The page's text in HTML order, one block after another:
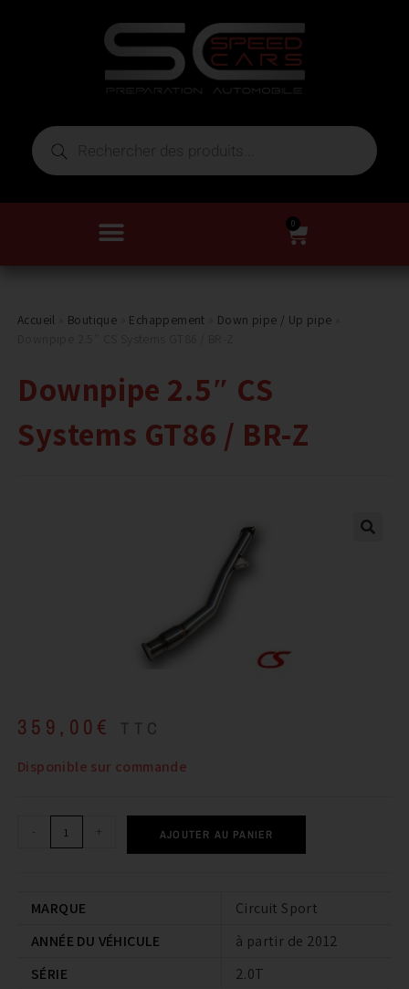
0
Accueil Boutique Echappement Down pipe / Up pipe
Downpipe 2.5″ CS
Systems GT86 / BR-Z
359,00 € TTC
Disponible sur commande
- + AJOUTER AU PANIER
MARQUE
Circuit Sport
ANNÉE DU VÉHICULE
à partir de 2012
SÉRIE
2.0T